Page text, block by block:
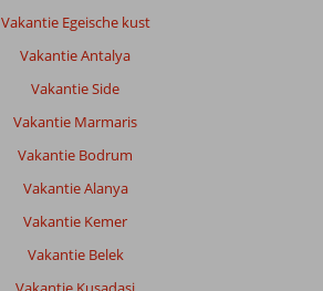
Vakantie Egeische kust
Vakantie Antalya
Vakantie Side
Vakantie Marmaris
Vakantie Bodrum
Vakantie Alanya
Vakantie Kemer
Vakantie Belek